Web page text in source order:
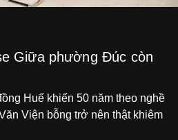
Giữa phường Đúc còn
Huế khiến 50 năm theo nghề
Viện bỗng trở nên thật khiêm